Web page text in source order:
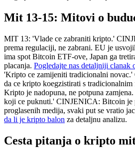
Mit 13-15: Mitovi o
MIT 13: 'Vlade ce zabraniti kripto.'
prema regulaciji, ne zabrani. EU je
ima spot Bitcoin ETF-ove, Japan ga
placanja. Pogledajte nas detaljniji clanak
'Kripto ce zamijeniti tradicionalni
da ce kripto koegzistirati s tradicionalnim
Kripto je nadopuna, ne potpuna
koji ce puknuti.' CINJENICA: Bitcoin je
proglasenih medija, svaki put se vratio
da li je kripto balon za detaljnu analizu.
Cesta pitanja o kripto